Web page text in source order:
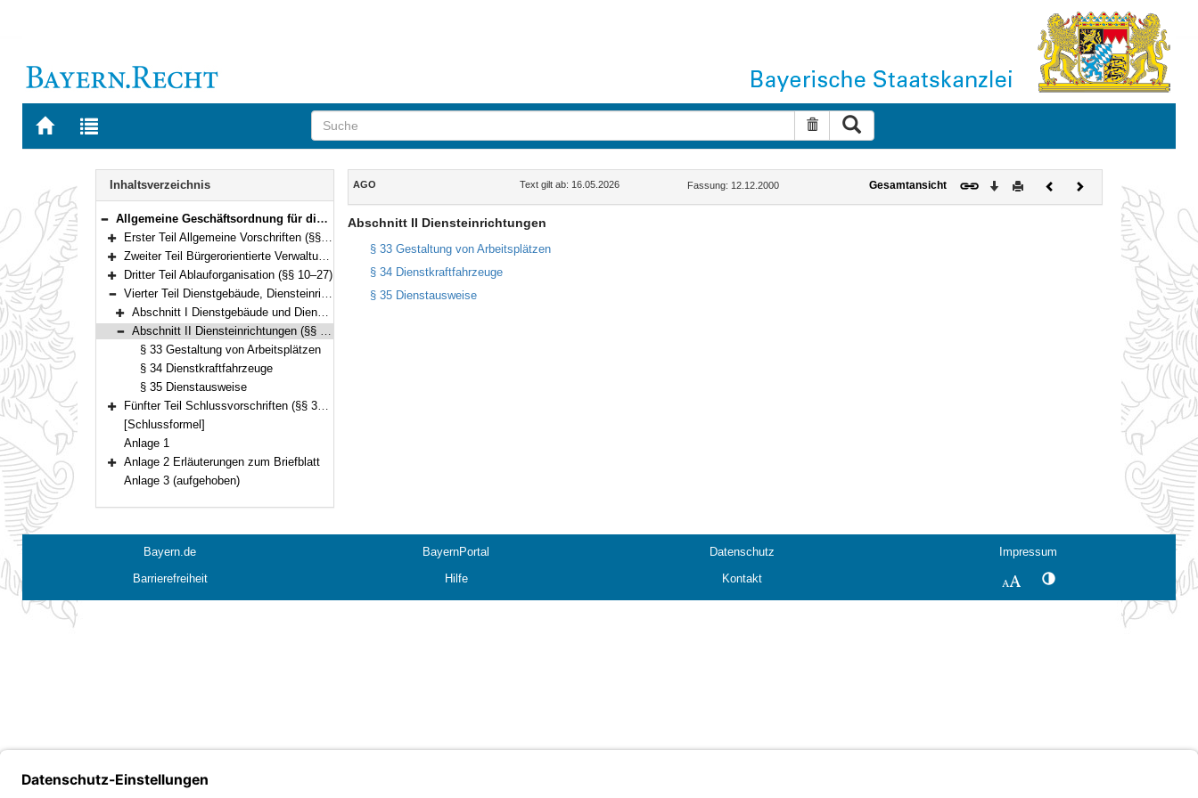
Zur
BAYERN.RECHT
Zur
letzten
Suche zurücksetzen
Navigation
Inhaltsverzeichnis
Bereich reduzieren
Allgemeine Geschäftsordnung für die Behörden des Freistaates Bayern (AGO) Vom 12. Dezember 2000 (GVBl. S. 873; 2001 S. 28) BayRS 200-21-I (§§ 1–37)
Bereich erweitern
Erster Teil Allgemeine Vorschriften (§§ 1–3)
Bereich erweitern
Zweiter Teil Bürgerorientierte Verwaltung (§§ 4–9)
Bereich erweitern
Dritter Teil Ablauforganisation (§§ 10–27)
Bereich reduzieren
Vierter Teil Dienstgebäude, Diensteinrichtungen (§§ 28–35)
Bereich erweitern
Abschnitt I Dienstgebäude und Diensträume (§§ 28–32)
Bereich reduzieren
Abschnitt II Diensteinrichtungen (§§ 33–35)
§ 33 Gestaltung von Arbeitsplätzen
§ 34 Dienstkraftfahrzeuge
§ 35 Dienstausweise
Bereich erweitern
Fünfter Teil Schlussvorschriften (§§ 36–37)
[Schlussformel]
Anlage 1
Bereich erweitern
Anlage 2 Erläuterungen zum Briefblatt
Anlage 3 (aufgehoben)
Inhalt
AGO Text gilt ab: 16.05.2026 Fassung: 12.12.2000 Gesamtansicht Download
DruckenVorherigesNächstes
Dokument
Abschnitt II Diensteinrichtungen
§ 33 Gestaltung von Arbeitsplätzen
§ 34 Dienstkraftfahrzeuge
§ 35 Dienstausweise
Bayern.de BayernPortal Datenschutz
Impressum
Barrierefreiheit
Hilfe Kontakt SchriftgrößeKontrastwechsel